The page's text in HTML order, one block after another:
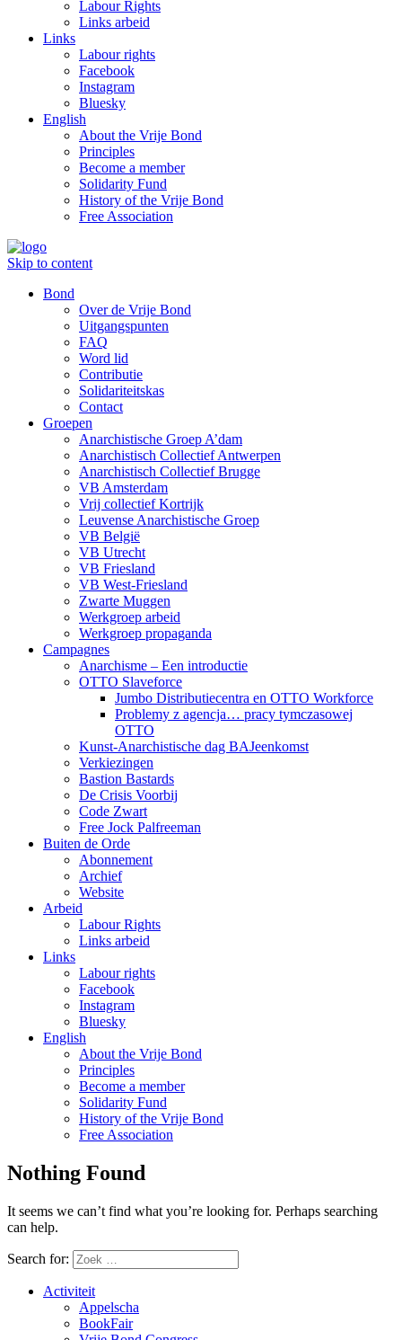
Labour Rights
Links arbeid
Links
Labour rights
Facebook
Instagram
Bluesky
English
About the Vrije Bond
Principles
Become a member
Solidarity Fund
History of the Vrije Bond
Free Association
Skip to content
Bond
Over de Vrije Bond
Uitgangspunten
FAQ
Word lid
Contributie
Solidariteitskas
Contact
Groepen
Anarchistische Groep A’dam
Anarchistisch Collectief Antwerpen
Anarchistisch Collectief Brugge
VB Amsterdam
Vrij collectief Kortrijk
Leuvense Anarchistische Groep
VB België
VB Utrecht
VB Friesland
VB West-Friesland
Zwarte Muggen
Werkgroep arbeid
Werkgroep propaganda
Campagnes
Anarchisme – Een introductie
OTTO Slaveforce
Jumbo Distributiecentra en OTTO Workforce
Problemy z agencja… pracy tymczasowej
OTTO
Kunst-Anarchistische dag BAJeenkomst
Verkiezingen
Bastion Bastards
De Crisis Voorbij
Code Zwart
Free Jock Palfreeman
Buiten de Orde
Abonnement
Archief
Website
Arbeid
Labour Rights
Links arbeid
Links
Labour rights
Facebook
Instagram
Bluesky
English
About the Vrije Bond
Principles
Become a member
Solidarity Fund
History of the Vrije Bond
Free Association
Nothing Found
It seems we can’t find what you’re looking for. Perhaps searching
can help.
Search for:
Activiteit
Appelscha
BookFair